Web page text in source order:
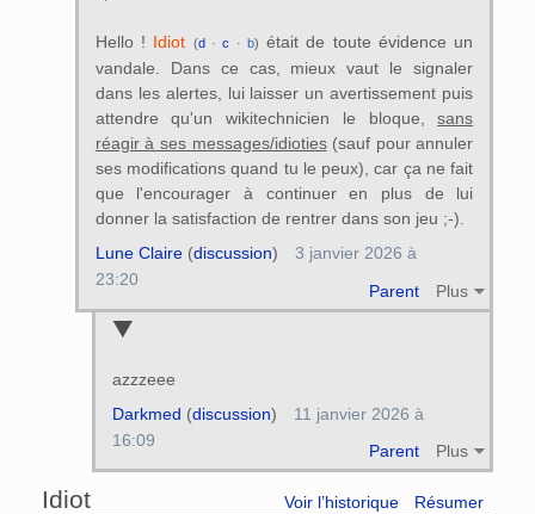
Hello ! Idiot (d·c · b) était de toute évidence un
vandale. Dans ce cas, mieux vaut le signaler
dans les alertes, lui laisser un avertissement puis
attendre qu'un wikitechnicien le bloque,sans
réagir à ses messages/idioties(sauf pour annuler
ses modifications quand tu le peux), car ça ne fait
que l'encourager à continuer en plus de lui
donner la satisfaction de rentrer dans son jeu ;-).
Parent Plus
Lune Claire(discussion)
3 janvier 2026 à
23:20
azzzeee
Parent Plus
Darkmed (discussion)
11 janvier 2026 à
16:09
Idiot Voir l’historique Résumer